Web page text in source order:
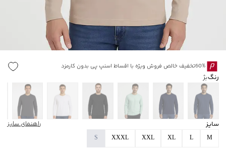
60%تخفیف خالص فروش ویژه با اقساط اسنپ پی بدون کارمزد
رنگبژ
سایز
راهنمای سایز
M
L
XL
XXL
XXXL
S